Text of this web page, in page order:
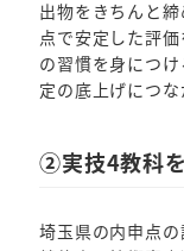
出物をきちんと
点で安定した評
の習慣を身につ
定の底上げにつな
②実技4教科を
埼玉県の内申点